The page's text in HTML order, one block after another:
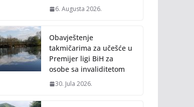
6. Augusta 2026.
Obavještenje
takmičarima za učešće u
Premijer ligi BiH za
osobe sa invaliditetom
30. Jula 2026.